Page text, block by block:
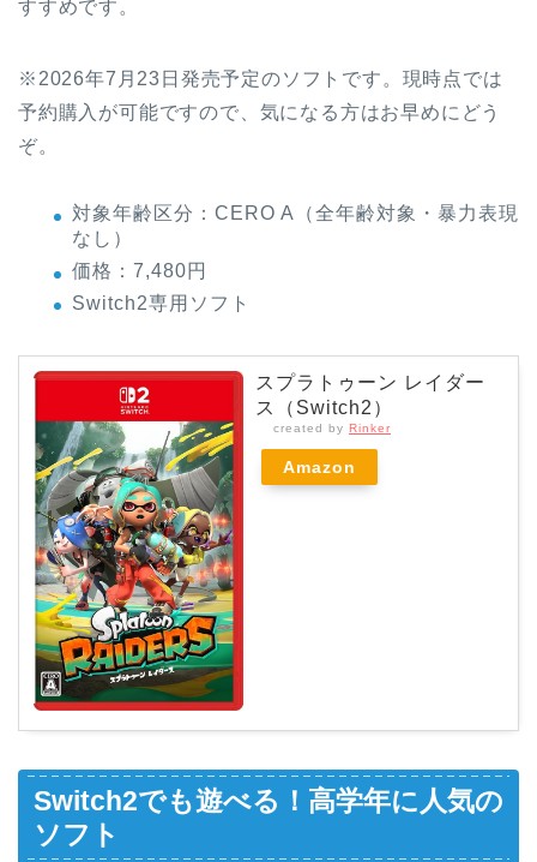
すすめです。
※2026年7月23日発売予定のソフトです。現時点では
予約購入が可能ですので、気になる方はお早めにどう
ぞ。
対象年齢区分：CERO A（全年齢対象・暴力表現
なし）
価格：7,480円
Switch2専用ソフト
スプラトゥーン レイダー
ス（Switch2）
created by Rinker
Amazon
Switch2でも遊べる！高学年に人気の
ソフト